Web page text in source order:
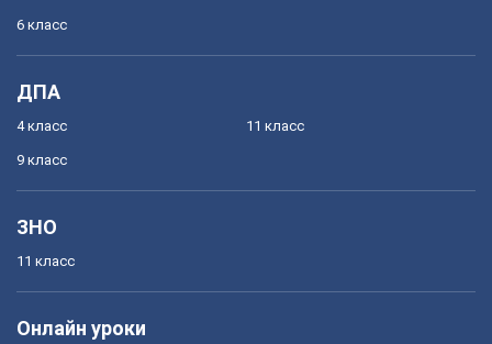
6 класс
ДПА
4 класс
9 класс
11 класс
ЗНО
11 класс
Онлайн уроки